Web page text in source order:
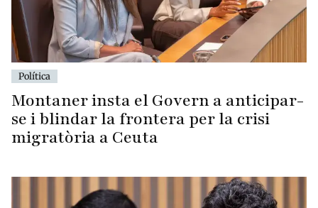
Política
Montaner insta el Govern a anticipar-
se i blindar la frontera per la crisi
migratòria a Ceuta